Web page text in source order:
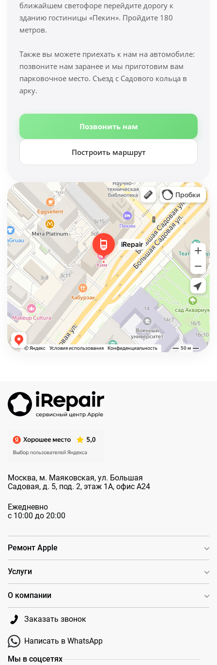
ближайшем светофоре перейдите дорогу к
зданию гостиницы «Пекин». Пройдите 180
метров.
Также вы можете приехать к нам на автомобиле:
позвоните нам заранее и мы приготовим вам
парковочное место. Съезд с Садового кольца в
арку.
Позвонить нам
Построить маршрут
Москва, м. Маяковская, ул. Большая
Садовая, д. 5, под. 2, этаж 1А, офис А24
Ежедневно
с 10:00 до 20:00
Заказать звонок
Написать в WhatsApp
Ремонт Apple
Услуги
О компании
Мы в соцсетях